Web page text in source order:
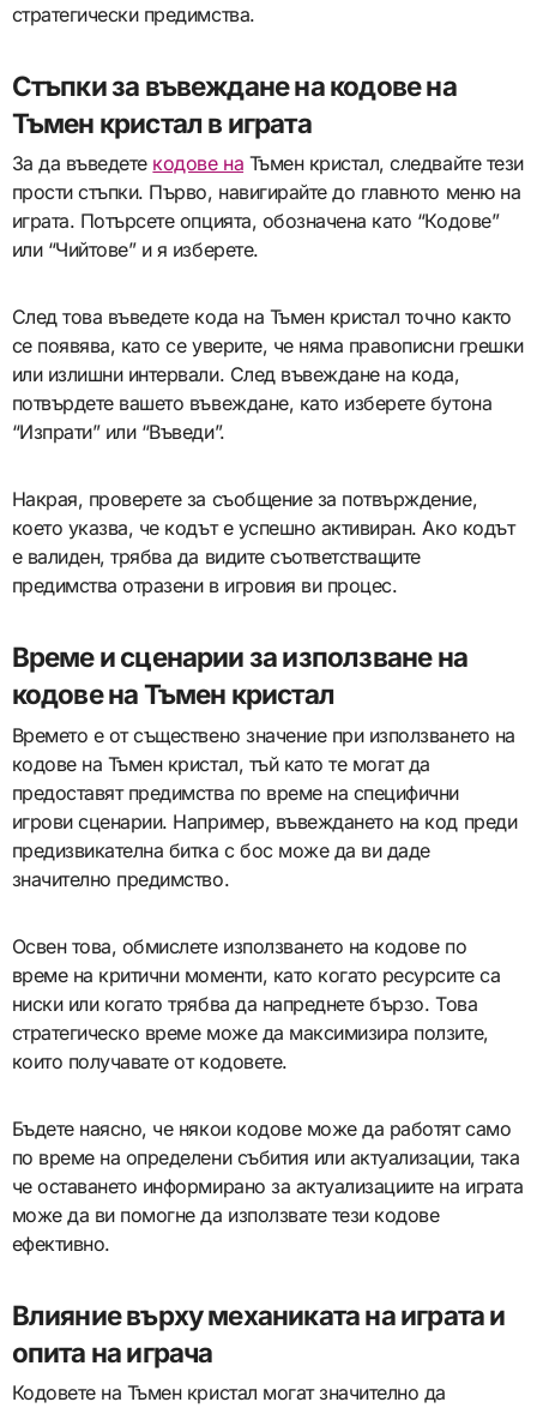
стратегически предимства.
Стъпки за въвеждане на кодове на
Тъмен кристал в играта
За да въведете кодове на Тъмен кристал, следвайте тези
прости стъпки. Първо, навигирайте до главното меню на
играта. Потърсете опцията, обозначена като “Кодове”
или “Чийтове” и я изберете.
След това въведете кода на Тъмен кристал точно както
се появява, като се уверите, че няма правописни грешки
или излишни интервали. След въвеждане на кода,
потвърдете вашето въвеждане, като изберете бутона
“Изпрати” или “Въведи”.
Накрая, проверете за съобщение за потвърждение,
което указва, че кодът е успешно активиран. Ако кодът
е валиден, трябва да видите съответстващите
предимства отразени в игровия ви процес.
Време и сценарии за използване на
кодове на Тъмен кристал
Времето е от съществено значение при използването на
кодове на Тъмен кристал, тъй като те могат да
предоставят предимства по време на специфични
игрови сценарии. Например, въвеждането на код преди
предизвикателна битка с бос може да ви даде
значително предимство.
Освен това, обмислете използването на кодове по
време на критични моменти, като когато ресурсите са
ниски или когато трябва да напреднете бързо. Това
стратегическо време може да максимизира ползите,
които получавате от кодовете.
Бъдете наясно, че някои кодове може да работят само
по време на определени събития или актуализации, така
че оставането информирано за актуализациите на играта
може да ви помогне да използвате тези кодове
ефективно.
Влияние върху механиката на играта и
опита на играча
Кодовете на Тъмен кристал могат значително да